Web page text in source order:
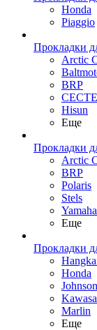
Honda
Piaggio
Прокладки
Arctic
BRP
Hisun
Еще
Прокладки
Arctic
BRP
Polaris
Stels
Yamaha
Еще
Прокладки
Honda
Johnson
Marlin
Еще